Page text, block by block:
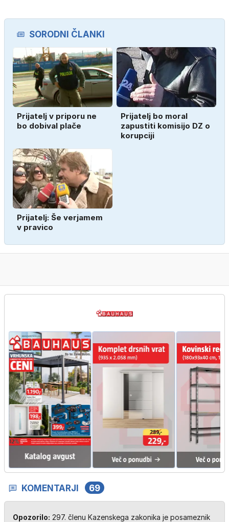
SORODNI ČLANKI
Prijatelj v priporu ne
bo dobival plače
Prijatelj bo moral
zapustiti komisijo DZ o
korupciji
Prijatelj: Še verjamem
v pravico
KOMENTARJI 69
Opozorilo: 297. členu Kazenskega zakonika je posameznik